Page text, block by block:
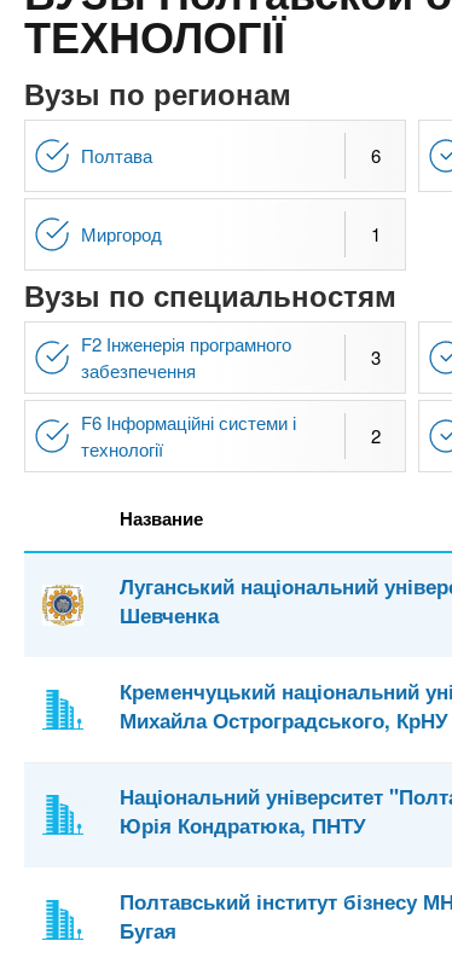
n
t
s
.
i
n
f
o
х
з
а
в
е
д
е
н
и
й
ТЕХНОЛОГІЇ
Вузы по регионам
Полтава 6
Миргород 1
Вузы по специальностям
F2 Інженерія програмного
забезпечення
3
F6 Інформаційні системи і
технології
2
Название
Луганський національний
Шевченка
Кременчуцький національний
Михайла Остроградського, КрНУ
Національний університет
Юрія Кондратюка, ПНТУ
Полтавський інститут бізнесу
Бугая